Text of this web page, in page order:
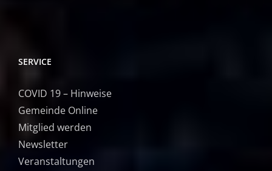
SERVICE
COVID 19 – Hinweise
Gemeinde Online
Mitglied werden
Newsletter
Veranstaltungen